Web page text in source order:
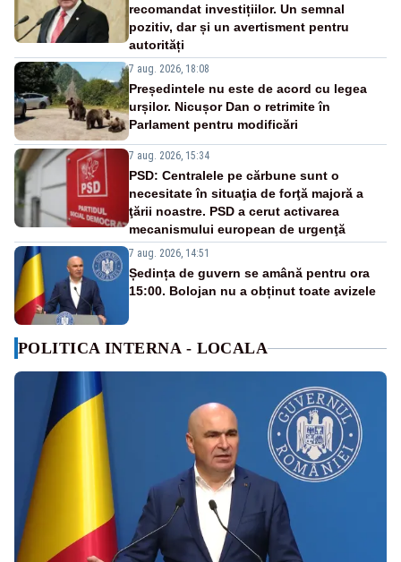
recomandat investițiilor. Un semnal
pozitiv, dar și un avertisment pentru
autorități
7 aug. 2026, 18:08
Președintele nu este de acord cu legea
urșilor. Nicușor Dan o retrimite în
Parlament pentru modificări
7 aug. 2026, 15:34
PSD: Centralele pe cărbune sunt o
necesitate în situaţia de forţă majoră a
ţării noastre. PSD a cerut activarea
mecanismului european de urgenţă
7 aug. 2026, 14:51
Ședința de guvern se amână pentru ora
15:00. Bolojan nu a obținut toate avizele
POLITICA INTERNA - LOCALA